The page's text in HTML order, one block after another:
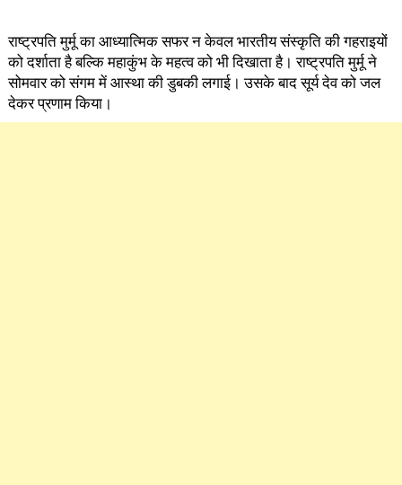
राष्ट्रपति मुर्मू का आध्यात्मिक सफर न केवल भारतीय संस्कृति की गहराइयों
को दर्शाता है बल्कि महाकुंभ के महत्व को भी दिखाता है। राष्ट्रपति मुर्मू ने
सोमवार को संगम में आस्था की डुबकी लगाई। उसके बाद सूर्य देव को जल
देकर प्रणाम किया।